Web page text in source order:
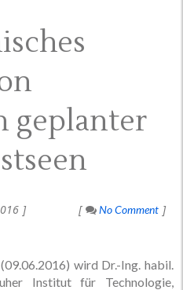
geplanter
No Comment
wird Dr.-Ing. habil.
Institut für Technologie,